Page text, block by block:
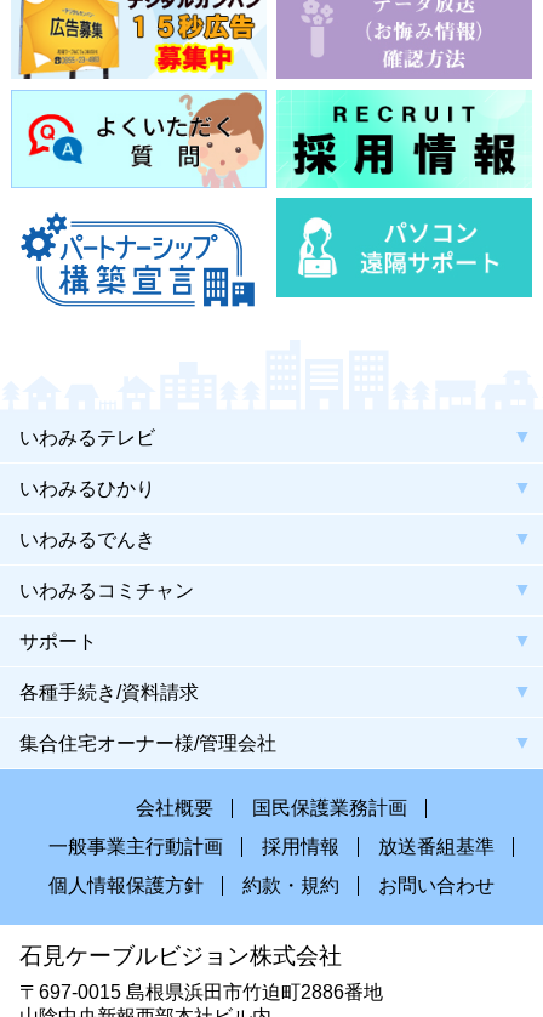
いわみるテレビ
いわみるひかり
いわみるでんき
いわみるコミチャン
サポート
各種手続き/資料請求
集合住宅オーナー様/管理会社
会社概要
国民保護業務計画
一般事業主行動計画
採用情報
放送番組基準
個人情報保護方針
約款・規約 お問い合わせ
石見ケーブルビジョン株式会社
〒697-0015 島根県浜田市竹迫町2886番地